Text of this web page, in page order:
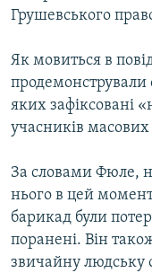
Грушевського
Як мовиться в
продемонстрували
яких зафіксовані
учасників
За словами Фюле,
нього в цей
барикад були
поранені. Він
звичайну людську